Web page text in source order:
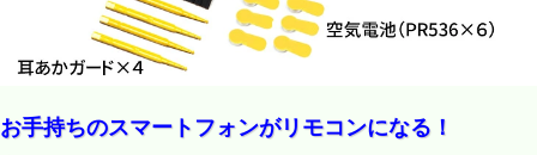
お手持ちのスマートフォンがリモコンになる！